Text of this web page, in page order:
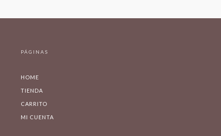
PÁGINAS
HOME
TIENDA
CARRITO
MI CUENTA